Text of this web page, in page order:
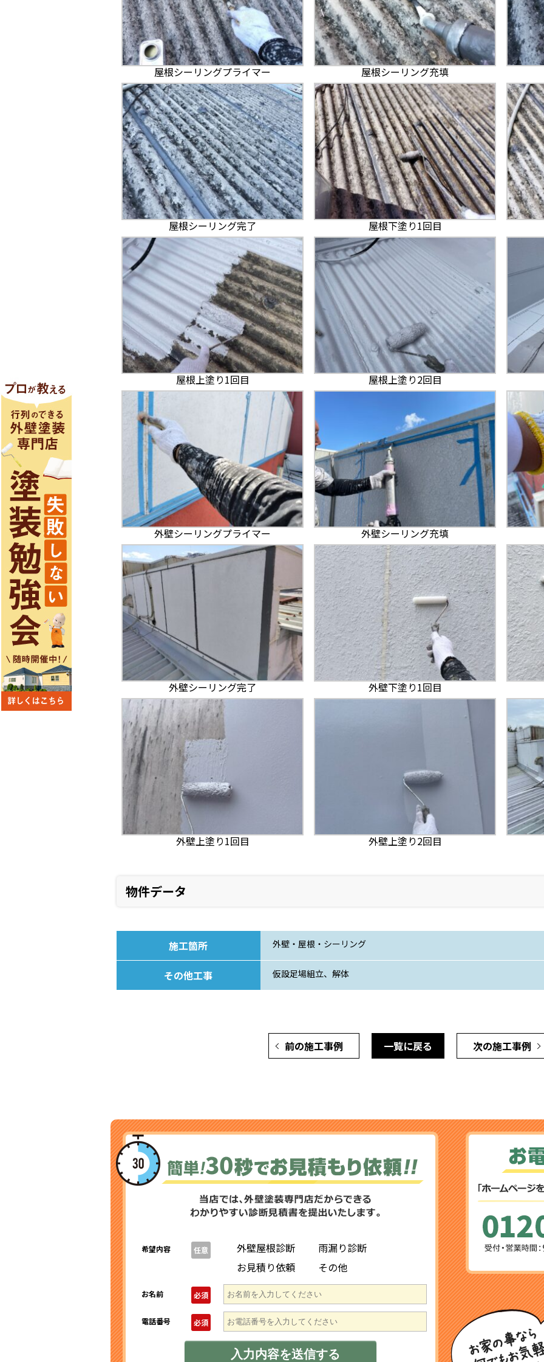
屋根シーリングプライマー 屋根シーリング充填
屋根シーリング完了 屋根下塗り1回目
屋根上塗り1回目 屋根上塗り2回目
外壁シーリングプライマー 外壁シーリング充填
外壁シーリング完了 外壁下塗り1回目
外壁上塗り1回目 外壁上塗り2回目
物件データ
施工箇所 外壁・屋根・シーリング
その他工事 仮設足場組立、解体
前の施工事例 次の施工事例
一覧に戻る
希望内容 任意 外壁屋根診断
雨漏り診断
お見積り依頼
その他
お名前 必須
電話番号 必須